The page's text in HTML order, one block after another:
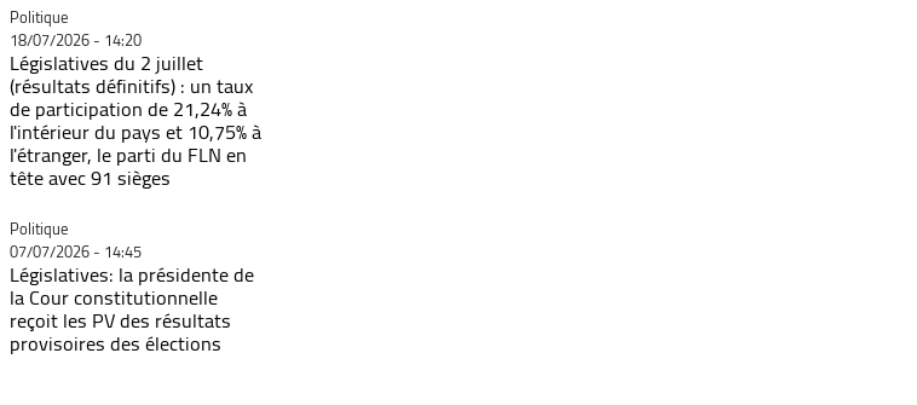
Catégorie
Politique
18/07/2026 - 14:20
Législatives du 2 juillet
(résultats définitifs) : un taux
de participation de 21,24% à
l'intérieur du pays et 10,75% à
l'étranger, le parti du FLN en
tête avec 91 sièges
Catégorie
Politique
07/07/2026 - 14:45
Législatives: la présidente de
la Cour constitutionnelle
reçoit les PV des résultats
provisoires des élections